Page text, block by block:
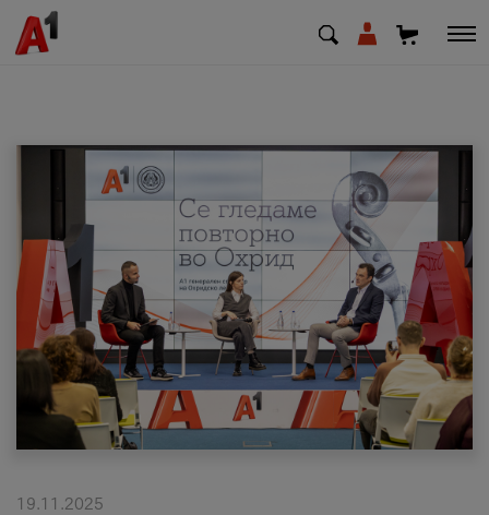
МК SQ
Приватни Деловни
Поддршка
Надополни кредит
19.11.2025